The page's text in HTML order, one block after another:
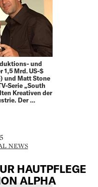
und
1,5 Mrd. US-$
und Matt Stone
Serie „South
Kreativen der
Der …
NEWS
HAUTPFLEGE
ALPHA